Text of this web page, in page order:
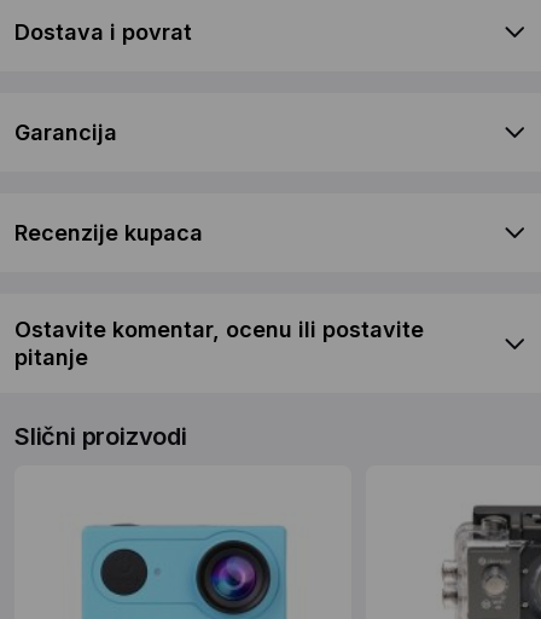
Dostava i povrat
Garancija
Recenzije kupaca
Ostavite komentar, ocenu ili postavite
pitanje
Slični proizvodi